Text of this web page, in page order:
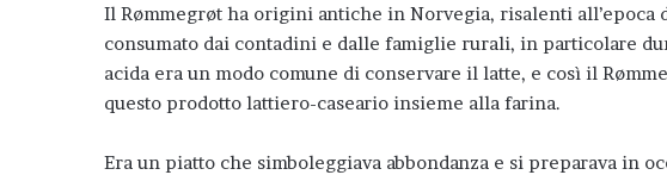
Il Rømmegrøt ha origini antiche in Norvegia, risalenti
consumato dai contadini e dalle famiglie rurali, in particolare
acida era un modo comune di conservare il latte, e così il
questo prodotto lattiero-caseario insieme alla farina.
Era un piatto che simboleggiava abbondanza e si preparava in